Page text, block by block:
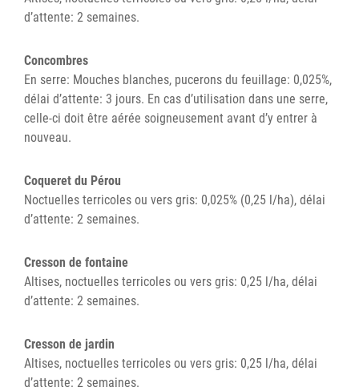
d’attente: 2 semaines.
Concombres
En serre: Mouches blanches, pucerons du feuillage: 0,025%,
délai d’attente: 3 jours. En cas d’utilisation dans une serre,
celle-ci doit être aérée soigneusement avant d’y entrer à
nouveau.
Coqueret du Pérou
Noctuelles terricoles ou vers gris: 0,025% (0,25 l/ha), délai
d’attente: 2 semaines.
Cresson de fontaine
Altises, noctuelles terricoles ou vers gris: 0,25 l/ha, délai
d’attente: 2 semaines.
Cresson de jardin
Altises, noctuelles terricoles ou vers gris: 0,25 l/ha, délai
d’attente: 2 semaines.